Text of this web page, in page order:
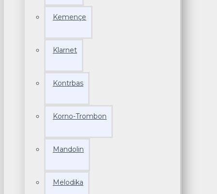
Kemençe
Klarnet
Kontrbas
Korno-Trombon
Mandolin
Melodika